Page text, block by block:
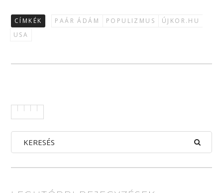
CÍMKÉK PAÁR ÁDÁM POPULIZMUS
ÚJKOR.HU
USA